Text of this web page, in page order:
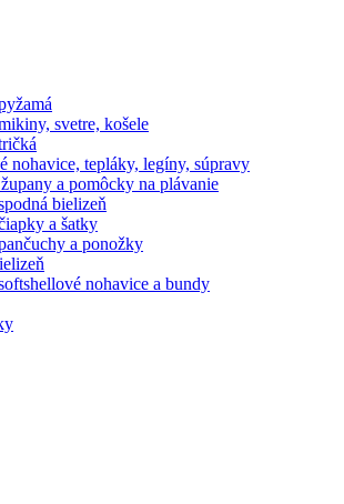
svetre, košele
nohavice, tepláky, legíny, súpravy
a pomôcky na plávanie
bielizeň
a šatky
a ponožky
nohavice a bundy